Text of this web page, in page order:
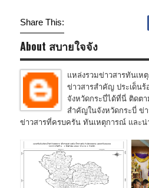
Share This:
About สบายใจจัง
แหล่งรวมข่าวสารทันเห
ข่าวสารสำคัญ ประเด็นร้
จังหวัดกระบี่ได้ที่นี่ ติดตา
สำคัญในจังหวัดกระบี่ ข่
ข่าวสารที่ครบครัน ทันเหตุการณ์ และน่